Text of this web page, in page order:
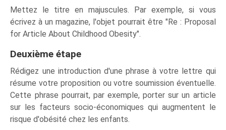
Mettez le titre en majuscules. Par exemple, si vous
écrivez à un magazine, l'objet pourrait être "Re : Proposal
for Article About Childhood Obesity".
Deuxième étape
Rédigez une introduction d'une phrase à votre lettre qui
résume votre proposition ou votre soumission éventuelle.
Cette phrase pourrait, par exemple, porter sur un article
sur les facteurs socio-économiques qui augmentent le
risque d'obésité chez les enfants.